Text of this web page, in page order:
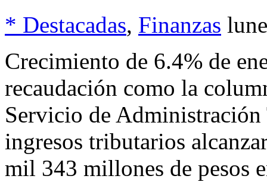
* Destacadas, Finanzas
Crecimiento de 6.4% de
recaudación como la
Servicio de
ingresos tributarios
mil 343 millones de pesos